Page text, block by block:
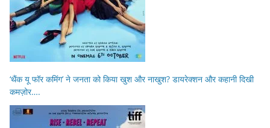
‘थैंक यू फॉर कमिंग’ ने जनता को किया खुश और नाखुश? डायरेक्शन और कहानी दिखी
कमज़ोर….